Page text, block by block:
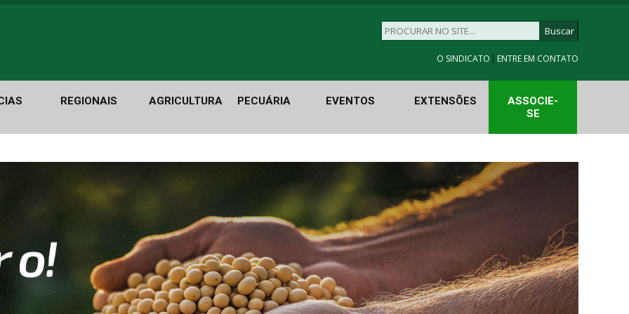
O SINDICATO | ENTRE EM CONTATO
REGIONAIS AGRICULTURA PECUÁRIA EVENTOS EXTENSÕES
ASSOCIE-
SE